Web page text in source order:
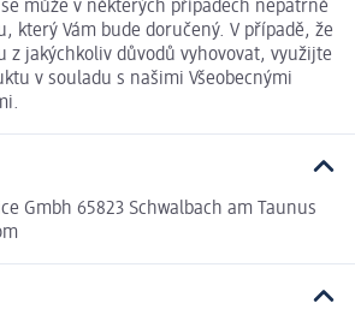
může v některých případech nepatrně
který Vám bude doručený. V případě, že
z jakýchkoliv důvodů vyhovovat, využijte
v souladu s našimi Všeobecnými
Gmbh 65823 Schwalbach am Taunus